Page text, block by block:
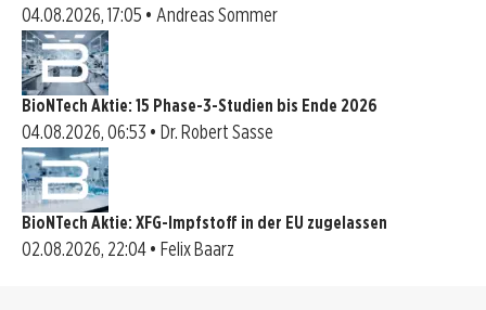
04.08.2026, 17:05 • Andreas Sommer
BioNTech Aktie: 15 Phase-3-Studien bis Ende 2026
04.08.2026, 06:53 • Dr. Robert Sasse
BioNTech Aktie: XFG-Impfstoff in der EU zugelassen
02.08.2026, 22:04 • Felix Baarz